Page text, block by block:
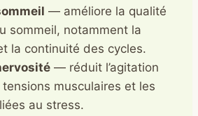
— améliore la qualité
sommeil, notamment la
la continuité des cycles.
— réduit l’agitation
musculaires et les
au stress.